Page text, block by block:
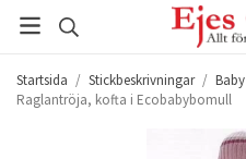
Startsida / Stickbeskrivningar / Baby
Raglantröja, kofta i Ecobabybomull